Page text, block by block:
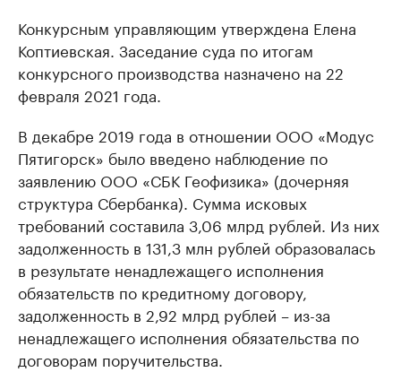
Конкурсным управляющим утверждена Елена
Коптиевская. Заседание суда по итогам
конкурсного производства назначено на 22
февраля 2021 года.
В декабре 2019 года в отношении ООО «Модус
Пятигорск» было введено наблюдение по
заявлению ООО «СБК Геофизика» (дочерняя
структура Сбербанка). Сумма исковых
требований составила 3,06 млрд рублей. Из них
задолженность в 131,3 млн рублей образовалась
в результате ненадлежащего исполнения
обязательств по кредитному договору,
задолженность в 2,92 млрд рублей – из-за
ненадлежащего исполнения обязательства по
договорам поручительства.